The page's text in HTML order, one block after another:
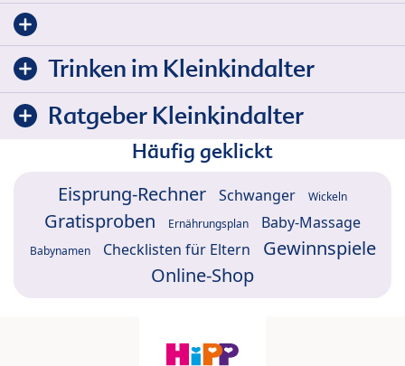
Trinken im Kleinkindalter
Ratgeber Kleinkindalter
Häufig geklickt
Eisprung-Rechner Schwanger Wickeln
Gratisproben Ernährungsplan Baby-Massage
Babynamen Checklisten für Eltern
Gewinnspiele
Online-Shop